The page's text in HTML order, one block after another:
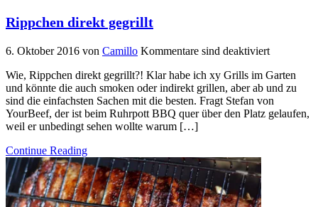
Rippchen direkt gegrillt
6. Oktober 2016 von Camillo Kommentare sind deaktiviert
Wie, Rippchen direkt gegrillt?! Klar habe ich xy Grills im Garten
und könnte die auch smoken oder indirekt grillen, aber ab und zu
sind die einfachsten Sachen mit die besten. Fragt Stefan von
YourBeef, der ist beim Ruhrpott BBQ quer über den Platz gelaufen,
weil er unbedingt sehen wollte warum […]
Continue Reading